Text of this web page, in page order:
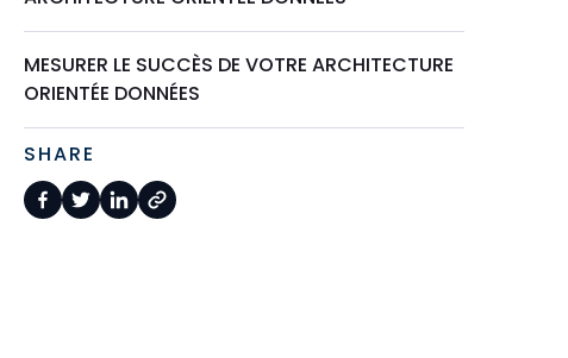
MESURER LE SUCCÈS DE VOTRE ARCHITECTURE
ORIENTÉE DONNÉES
SHARE